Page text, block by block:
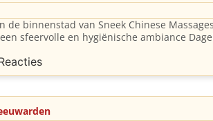
de binnenstad van Sneek Chinese
sfeervolle en hygiënische ambiance